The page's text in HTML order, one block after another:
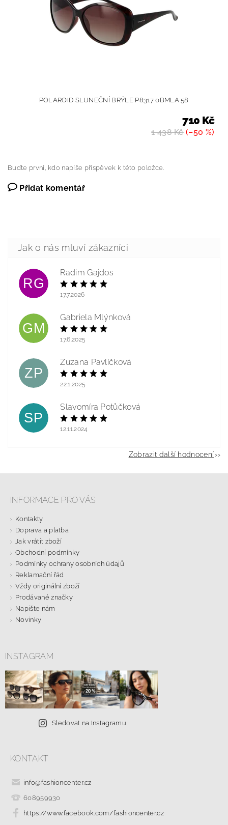
POLAROID SLUNEČNÍ BRÝLE P8317 0BMLA 58
1 438 Kč(–50 %)
710 Kč
Buďte první, kdo napíše příspěvek k této položce.
Přidat komentář
RG
Radim Gajdos
17.7.2026
GM
Gabriela Mlýnková
17.6.2025
ZP
Zuzana Pavlíčková
22.1.2025
SP
Slavomíra Potůčková
12.11.2024
Zobrazit další hodnocení
INFORMACE PRO VÁS
Kontakty
Doprava a platba
Jak vrátit zboží
Obchodní podmínky
Podmínky ochrany osobních údajů
Reklamační řád
Vždy originální zboží
Prodávané značky
Napište nám
Novinky
INSTAGRAM
Sledovat na Instagramu
KONTAKT
info@fashioncenter.cz
608959930
https://www.facebook.com/fashioncenter.cz